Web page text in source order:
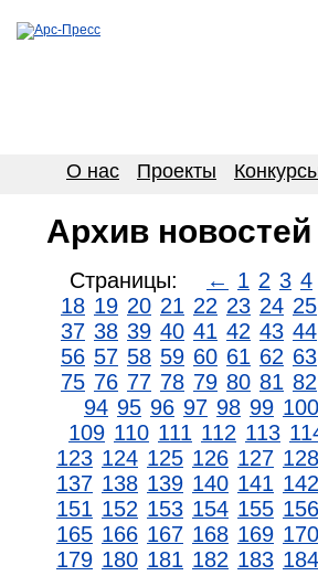
О нас Проекты
Архив новостей
Страницы: ← 1 2 3 4
18 19 20 21 22 23 24 25
37 38 39 40 41 42 43 44
56 57 58 59 60 61 62 63
75 76 77 78 79 80 81 82
94 95 96 97 98 99 100
109 110 111 112 113
123 124 125 126 127 128
137 138 139 140 141 142
151 152 153 154 155 156
165 166 167 168 169 170
179 180 181 182 183 184